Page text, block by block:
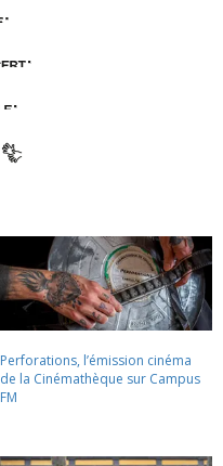
Perforations, l’émission cinéma
de la Cinémathèque sur Campus
FM